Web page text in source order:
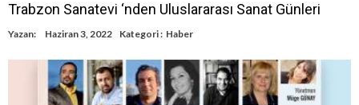
Trabzon Sanatevi ‘nden Uluslararası Sanat Günleri
Yazan: Haziran 3, 2022 Kategori : Haber